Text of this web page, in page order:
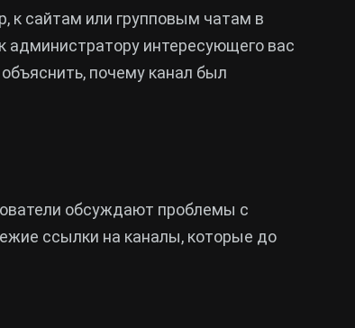
к сайтам или групповым чатам в
интересующего вас
почему канал был
обсуждают проблемы с
ссылки на каналы, которые до